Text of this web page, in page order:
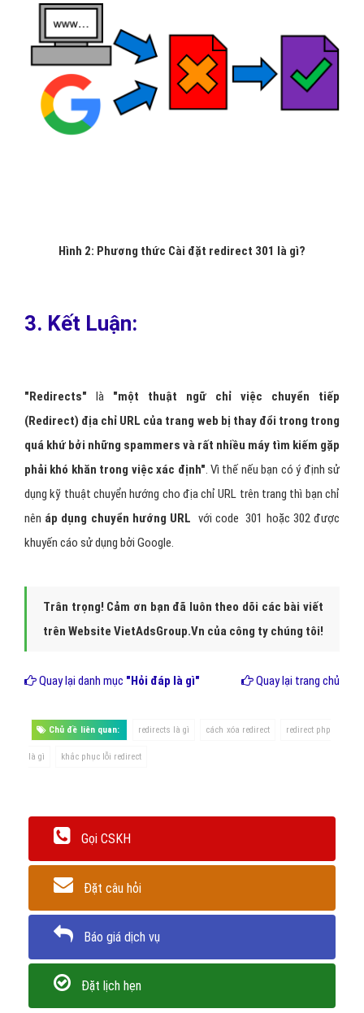
Hình 2: Phương thức Cài đặt redirect 301 là gì?
3. Kết Luận:
"Redirects" là "một thuật ngữ chỉ việc chuyển tiếp
(Redirect) địa chỉ URL của trang web bị thay đổi trong trong
quá khứ bởi những spammers và rất nhiều máy tìm kiếm gặp
phải khó khăn trong việc xác định". Vì thế nếu bạn có ý định sử
dụng kỹ thuật chuyển hướng cho địa chỉ URL trên trang thì bạn chỉ
nên áp dụng chuyển hướng URL với code 301 hoặc 302 được
khuyến cáo sử dụng bởi Google.
Trân trọng! Cảm ơn bạn đã luôn theo dõi các bài viết
trên Website VietAdsGroup.Vn của công ty chúng tôi!
Quay lại danh mục "Hỏi đáp là gì" Quay lại trang chủ
Chủ đề liên quan: redirects là gì cách xóa redirect redirect php
là gì khắc phục lỗi redirect
Gọi CSKH
Đặt câu hỏi
Báo giá dịch vụ
Đặt lịch hẹn